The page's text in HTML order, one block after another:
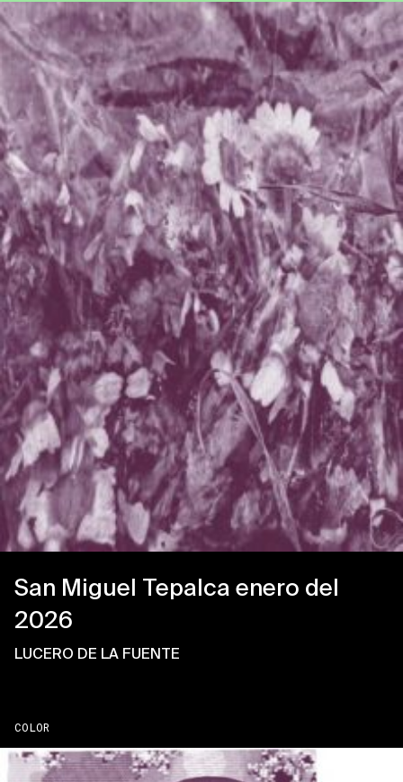
San Miguel Tepalca enero del
2026
LUCERO DE LA FUENTE
COLOR